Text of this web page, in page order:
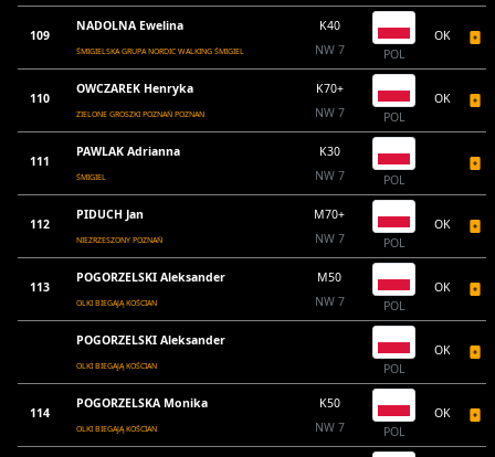
109
NADOLNA Ewelina
ŚMIGIELSKA GRUPA NORDIC WALKING ŚMIGIEL
K40
NW 7
POL
OK
110
OWCZAREK Henryka
ZIELONE GROSZKI POZNAŃ POZNAN
K70+
NW 7
POL
OK
111
PAWLAK Adrianna
ŚMIGIEL
K30
NW 7
POL
112
PIDUCH Jan
NIEZRZESZONY POZNAŃ
M70+
NW 7
POL
OK
113
POGORZELSKI Aleksander
OLKI BIEGAJĄ KOŚCIAN
M50
NW 7
POL
OK
POGORZELSKI Aleksander
OLKI BIEGAJĄ KOŚCIAN POL
OK
114
POGORZELSKA Monika
OLKI BIEGAJĄ KOŚCIAN
K50
NW 7
POL
OK